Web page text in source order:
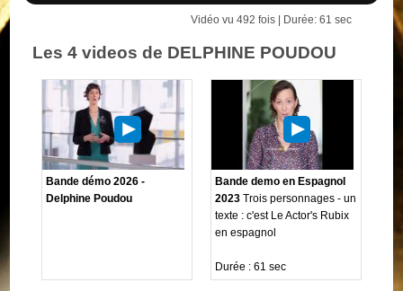
Vidéo vu 492 fois | Durée: 61 sec
Les 4 videos de DELPHINE POUDOU
Bande démo 2026 -
Delphine Poudou
Bande demo en Espagnol
2023 Trois personnages - un
texte : c'est Le Actor's Rubix
en espagnol
Durée : 61 sec